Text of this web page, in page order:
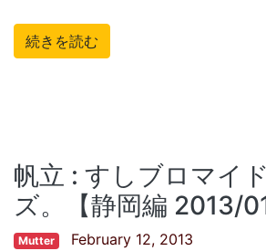
続きを読む
帆立 : すしブロマイ
ズ。【静岡編 2013/01
Mutter February 12, 2013